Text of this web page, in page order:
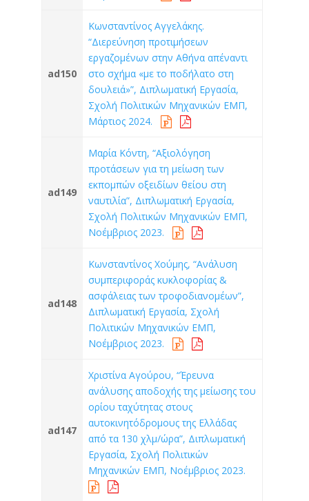
ad150
Κωνσταντίνος Αγγελάκης.
“Διερεύνηση προτιμήσεων
εργαζομένων στην Αθήνα απέναντι
στο σχήμα «με το ποδήλατο στη
δουλειά»”, Διπλωματική Εργασία,
Σχολή Πολιτικών Μηχανικών ΕΜΠ,
Μάρτιος 2024.
ad149
Μαρία Κόντη, “Αξιολόγηση
προτάσεων για τη μείωση των
εκπομπών οξειδίων θείου στη
ναυτιλία”, Διπλωματική Εργασία,
Σχολή Πολιτικών Μηχανικών ΕΜΠ,
Νοέμβριος 2023.
ad148
Κωνσταντίνος Χούμης, “Aνάλυση
συμπεριφοράς κυκλοφορίας &
ασφάλειας των τροφοδιανομέων”,
Διπλωματική Εργασία, Σχολή
Πολιτικών Μηχανικών ΕΜΠ,
Νοέμβριος 2023.
ad147
Χριστίνα Αγούρου, “Έρευνα
ανάλυσης αποδοχής της μείωσης του
ορίου ταχύτητας στους
αυτοκινητόδρομους της Ελλάδας
από τα 130 χλμ/ώρα”, Διπλωματική
Εργασία, Σχολή Πολιτικών
Μηχανικών ΕΜΠ, Νοέμβριος 2023.